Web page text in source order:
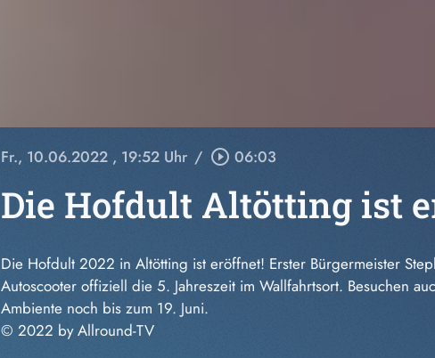
Fr., 10.06.2022 , 19:52 Uhr / play_circle_outline 06:03
Die Hofdult Altötting ist
Die Hofdult 2022 in Altötting ist eröffnet! Erster Bürgermeister
Autoscooter offiziell die 5. Jahreszeit im Wallfahrtsort. Besuchen
Ambiente noch bis zum 19. Juni.
© 2022 by Allround-TV